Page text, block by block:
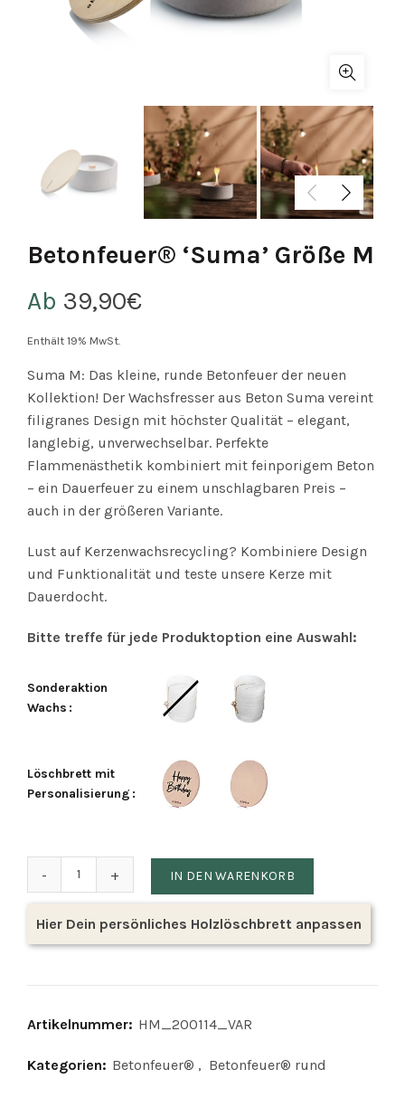
Betonfeuer® ‘Suma’ Größe M
Ab 39,90€
Enthält 19% MwSt.
Suma M: Das kleine, runde Betonfeuer der neuen
Kollektion! Der Wachsfresser aus Beton Suma vereint
filigranes Design mit höchster Qualität – elegant,
langlebig, unverwechselbar. Perfekte
Flammenästhetik kombiniert mit feinporigem Beton
– ein Dauerfeuer zu einem unschlagbaren Preis –
auch in der größeren Variante.
Lust auf Kerzenwachsrecycling? Kombiniere Design
und Funktionalität und teste unsere Kerze mit
Dauerdocht.
Bitte treffe für jede Produktoption eine Auswahl:
Sonderaktion
Wachs
Löschbrett mit
Personalisierung
IN DEN WARENKORB
Hier Dein persönliches Holzlöschbrett anpassen
Artikelnummer: HM_200114_VAR
Kategorien: Betonfeuer® , Betonfeuer® rund